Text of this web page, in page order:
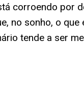
corroendo por
no sonho, o
tende a ser